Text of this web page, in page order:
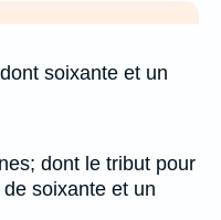
soixante et un
dont le tribut pour
soixante et un